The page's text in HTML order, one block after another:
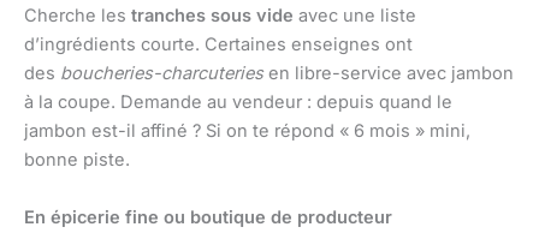
Cherche les tranches sous vide avec une liste
d’ingrédients courte. Certaines enseignes ont
des boucheries-charcuteriesen libre-service avec jambon
à la coupe. Demande au vendeur : depuis quand le
jambon est-il affiné ? Si on te répond « 6 mois » mini,
bonne piste.
En épicerie fine ou boutique de producteur